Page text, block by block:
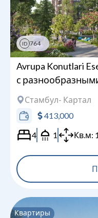
ID 764
Avrupa Konutlari
с
квартир
Стамбул- Картал
413,000
4
1 Кв.м:
Квартиры